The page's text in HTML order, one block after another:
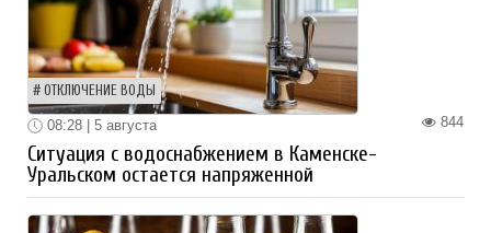
ОТКЛЮЧЕНИЕ ВОДЫ
844
08:28 | 5 августа
Ситуация с водоснабжением в Каменске-
Уральском остается напряженной